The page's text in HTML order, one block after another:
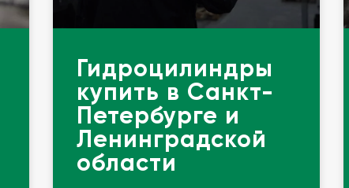
Гидроцилиндры
купить в Санкт-
Петербурге и
Ленинградской
области